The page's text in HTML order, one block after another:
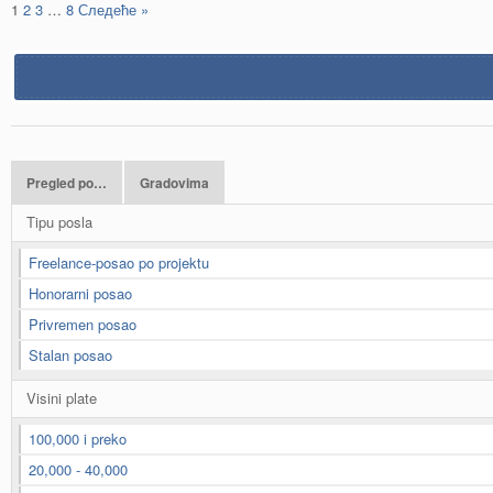
1 2 3 … 8 Следеће »
Pregled po… Gradovima
Tipu posla
Freelance-posao po projektu
Honorarni posao
Privremen posao
Stalan posao
Visini plate
100,000 i preko
20,000 - 40,000